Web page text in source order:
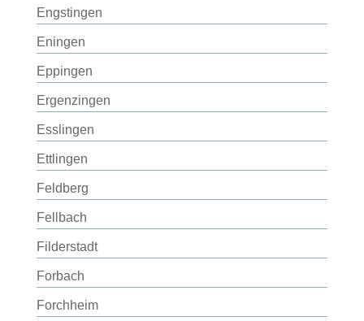
Engstingen
Eningen
Eppingen
Ergenzingen
Esslingen
Ettlingen
Feldberg
Fellbach
Filderstadt
Forbach
Forchheim